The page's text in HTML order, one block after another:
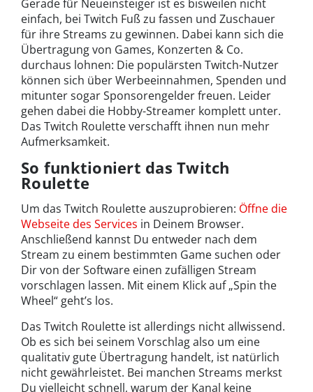
Gerade für Neueinsteiger ist es bisweilen nicht
einfach, bei Twitch Fuß zu fassen und Zuschauer
für ihre Streams zu gewinnen. Dabei kann sich die
Übertragung von Games, Konzerten & Co.
durchaus lohnen: Die populärsten Twitch-Nutzer
können sich über Werbeeinnahmen, Spenden und
mitunter sogar Sponsorengelder freuen. Leider
gehen dabei die Hobby-Streamer komplett unter.
Das Twitch Roulette verschafft ihnen nun mehr
Aufmerksamkeit.
So funktioniert das Twitch
Roulette
Um das Twitch Roulette auszuprobieren: Öffne die
Webseite des Services in Deinem Browser.
Anschließend kannst Du entweder nach dem
Stream zu einem bestimmten Game suchen oder
Dir von der Software einen zufälligen Stream
vorschlagen lassen. Mit einem Klick auf „Spin the
Wheel“ geht’s los.
Das Twitch Roulette ist allerdings nicht allwissend.
Ob es sich bei seinem Vorschlag also um eine
qualitativ gute Übertragung handelt, ist natürlich
nicht gewährleistet. Bei manchen Streams merkst
Du vielleicht schnell, warum der Kanal keine